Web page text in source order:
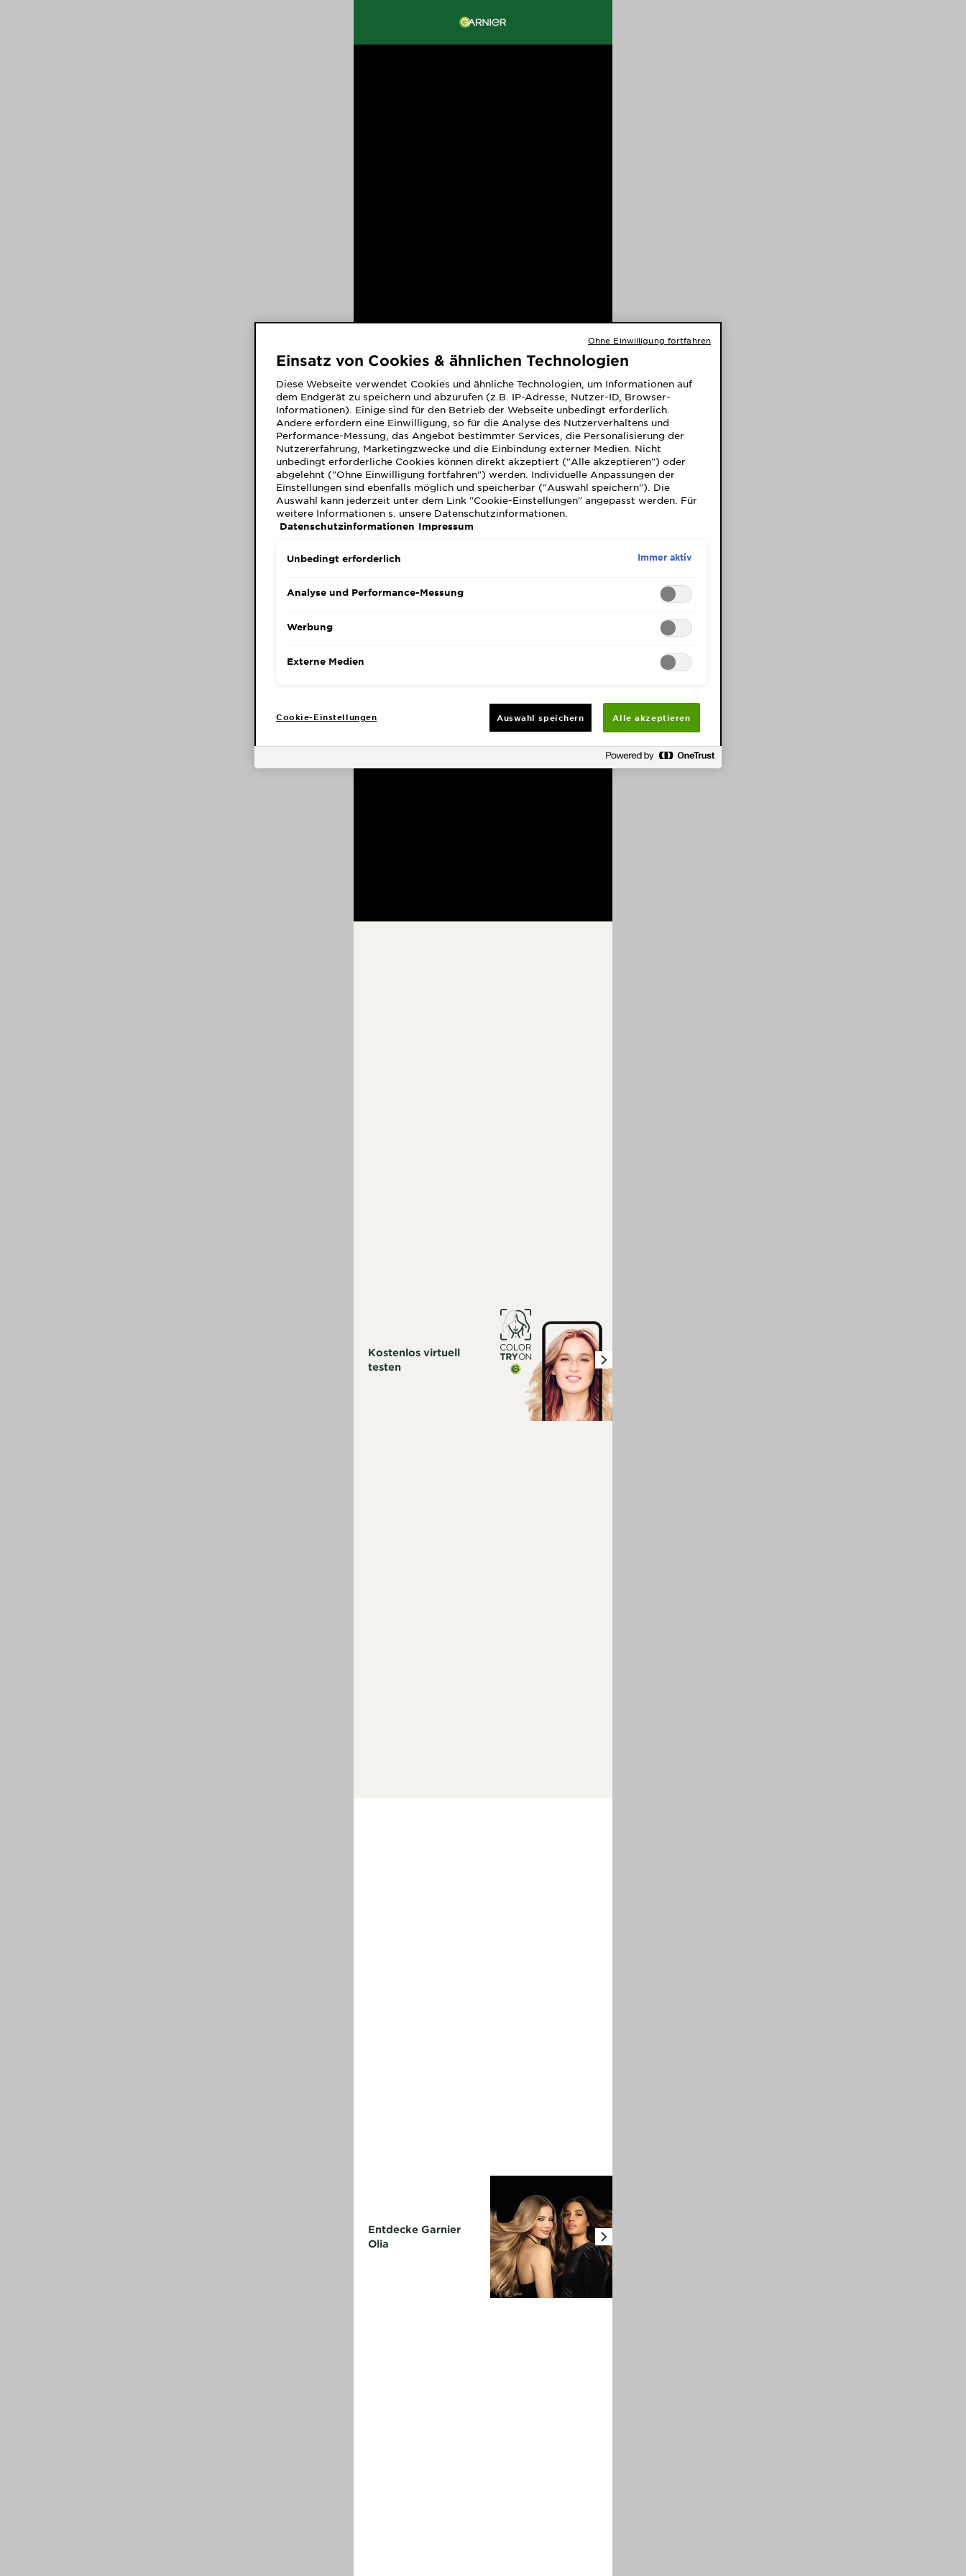
GARNIER OLIA
Aufheller B+++ Ultra
Kostenlos virtuell
testen
Entdecke Garnier
Olia
Einsatz von Cookies & ähnlichen Technologien
Diese Webseite verwendet Cookies und ähnliche Technologien, um Informationen auf
dem Endgerät zu speichern und abzurufen (z.B. IP-Adresse, Nutzer-ID, Browser-
Informationen). Einige sind für den Betrieb der Webseite unbedingt erforderlich.
Andere erfordern eine Einwilligung, so für die Analyse des Nutzerverhaltens und
Performance-Messung, das Angebot bestimmter Services, die Personalisierung der
Nutzererfahrung, Marketingzwecke und die Einbindung externer Medien. Nicht
unbedingt erforderliche Cookies können direkt akzeptiert ("Alle akzeptieren") oder
abgelehnt ("Ohne Einwilligung fortfahren") werden. Individuelle Anpassungen der
Einstellungen sind ebenfalls möglich und speicherbar ("Auswahl speichern"). Die
Auswahl kann jederzeit unter dem Link "Cookie-Einstellungen" angepasst werden. Für
weitere Informationen s. unsere Datenschutzinformationen.
Datenschutzinformationen Impressum
Unbedingt erforderlich Immer aktiv
Analyse und Performance-Messung
Werbung
Externe Medien
Cookie-Einstellungen Auswahl speichern Alle akzeptieren
Ohne Einwilligung fortfahren